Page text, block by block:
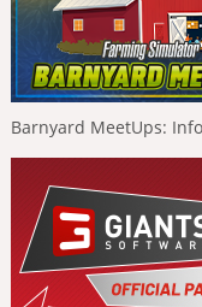
Barnyard MeetUps: